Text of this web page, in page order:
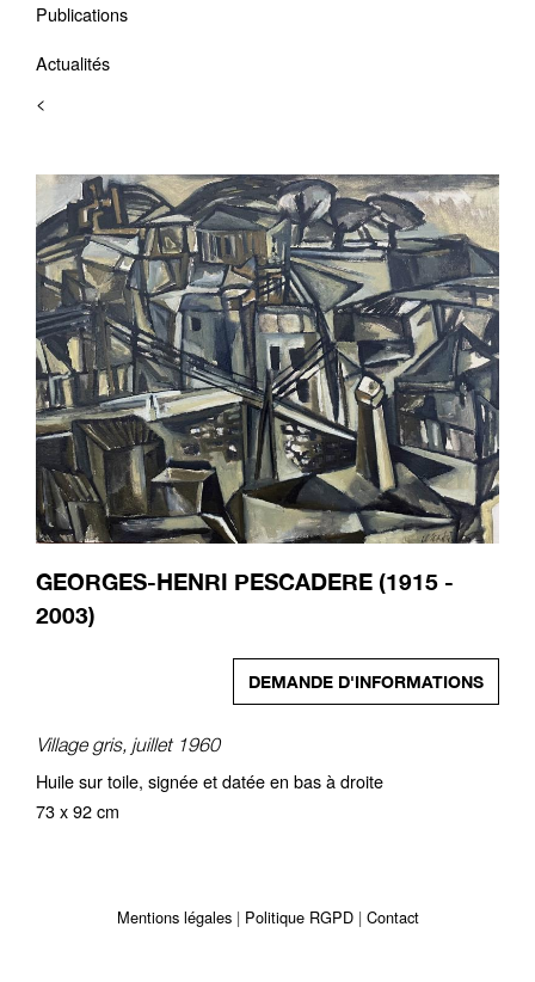
Publications
Actualités
<
GEORGES-HENRI PESCADERE (1915 -
2003)
DEMANDE D'INFORMATIONS
Village gris, juillet 1960
Huile sur toile, signée et datée en bas à droite
73 x 92 cm
Mentions légales Politique RGPD Contact